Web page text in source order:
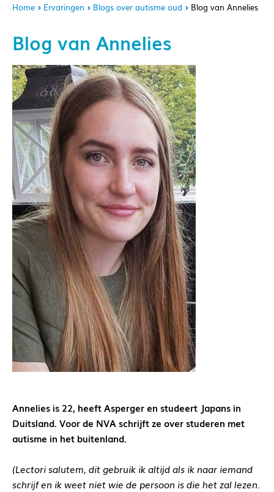
Home Ervaringen Blogs over autisme oud Blog van Annelies
Blog van Annelies
Annelies is 22, heeft Asperger en studeert Japans in
Duitsland. Voor de NVA schrijft ze over studeren met
autisme in het buitenland.
(Lectori salutem, dit gebruik ik altijd als ik naar iemand
schrijf en ik weet niet wie de persoon is die het zal lezen.